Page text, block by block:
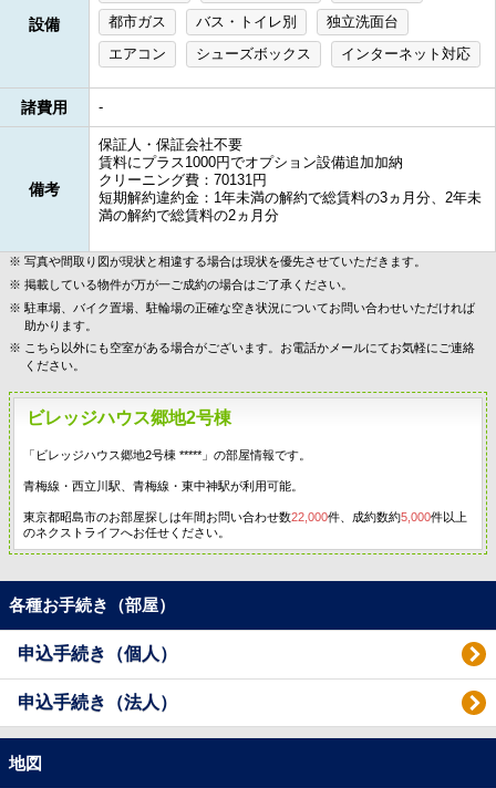
設備 都市ガス バス・トイレ別
独立洗面台
エアコン
シューズボックス インターネット対応
諸費用 -
備考
保証人・保証会社不要
賃料にプラス1000円でオプション設備追加加納
クリーニング費：70131円
短期解約違約金：1年未満の解約で総賃料の3ヵ月分、2年未
満の解約で総賃料の2ヵ月分
写真や間取り図が現状と相違する場合は現状を優先させていただきます。
掲載している物件が万が一ご成約の場合はご了承ください。
駐車場、バイク置場、駐輪場の正確な空き状況についてお問い合わせいただければ
助かります。
こちら以外にも空室がある場合がございます。お電話かメールにてお気軽にご連絡
ください。
ビレッジハウス郷地2号棟
「ビレッジハウス郷地2号棟 *****」の部屋情報です。
青梅線・西立川駅、青梅線・東中神駅が利用可能。
東京都昭島市のお部屋探しは年間お問い合わせ数22,000件、成約数約5,000件以上
のネクストライフへお任せください。
各種お手続き（部屋）
申込手続き（個人）
申込手続き（法人）
地図